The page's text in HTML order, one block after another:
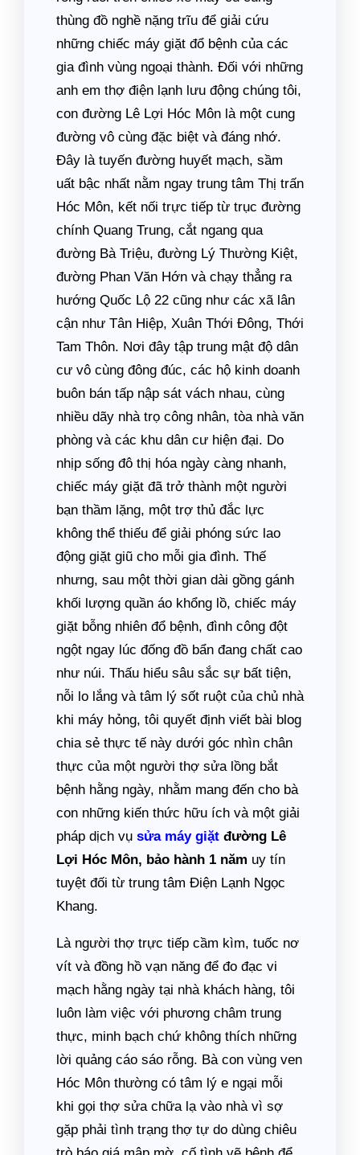
thùng đồ nghề nặng trĩu để giải cứu
những chiếc máy giặt đổ bệnh của các
gia đình vùng ngoại thành. Đối với những
anh em thợ điện lạnh lưu động chúng tôi,
con đường Lê Lợi Hóc Môn là một cung
đường vô cùng đặc biệt và đáng nhớ.
Đây là tuyến đường huyết mạch, sầm
uất bậc nhất nằm ngay trung tâm Thị trấn
Hóc Môn, kết nối trực tiếp từ trục đường
chính Quang Trung, cắt ngang qua
đường Bà Triệu, đường Lý Thường Kiệt,
đường Phan Văn Hớn và chạy thẳng ra
hướng Quốc Lộ 22 cũng như các xã lân
cận như Tân Hiệp, Xuân Thới Đông, Thới
Tam Thôn. Nơi đây tập trung mật độ dân
cư vô cùng đông đúc, các hộ kinh doanh
buôn bán tấp nập sát vách nhau, cùng
nhiều dãy nhà trọ công nhân, tòa nhà văn
phòng và các khu dân cư hiện đại. Do
nhịp sống đô thị hóa ngày càng nhanh,
chiếc máy giặt đã trở thành một người
bạn thầm lặng, một trợ thủ đắc lực
không thể thiếu để giải phóng sức lao
động giặt giũ cho mỗi gia đình. Thế
nhưng, sau một thời gian dài gồng gánh
khối lượng quần áo khổng lồ, chiếc máy
giặt bỗng nhiên đổ bệnh, đình công đột
ngột ngay lúc đống đồ bẩn đang chất cao
như núi. Thấu hiểu sâu sắc sự bất tiện,
nỗi lo lắng và tâm lý sốt ruột của chủ nhà
khi máy hỏng, tôi quyết định viết bài blog
chia sẻ thực tế này dưới góc nhìn chân
thực của một người thợ sửa lồng bắt
bệnh hằng ngày, nhằm mang đến cho bà
con những kiến thức hữu ích và một giải
pháp dịch vụ sửa máy giặt đường Lê
Lợi Hóc Môn, bảo hành 1 năm uy tín
tuyệt đối từ trung tâm Điện Lạnh Ngọc
Khang.
Là người thợ trực tiếp cầm kìm, tuốc nơ
vít và đồng hồ vạn năng để đo đạc vi
mạch hằng ngày tại nhà khách hàng, tôi
luôn làm việc với phương châm trung
thực, minh bạch chứ không thích những
lời quảng cáo sáo rỗng. Bà con vùng ven
Hóc Môn thường có tâm lý e ngại mỗi
khi gọi thợ sửa chữa lạ vào nhà vì sợ
gặp phải tình trạng thợ tự do dùng chiêu